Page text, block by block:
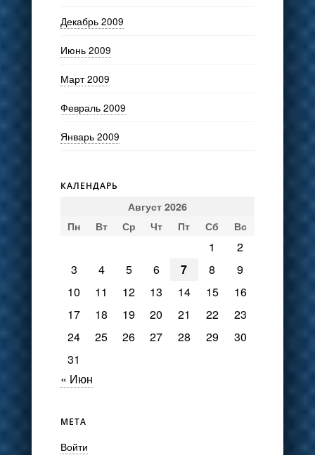
Декабрь 2009
Июнь 2009
Март 2009
Февраль 2009
Январь 2009
КАЛЕНДАРЬ
Август 2026
Пн
Вт Ср Чт Пт Сб Вс
1
2
3
4 5 6 7 8
9
10
11 12 13 14 15
16
17
18 19 20 21 22
23
24
25 26 27 28 29
30
31
« Июн
МЕТА
Войти